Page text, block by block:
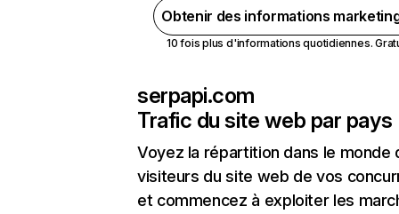
Obtenir des informations
10 fois plus d'informations quotidiennes.
serpapi.com
Trafic du site web par pays
Voyez la répartition dans le monde
visiteurs du site web de vos
et commencez à exploiter les